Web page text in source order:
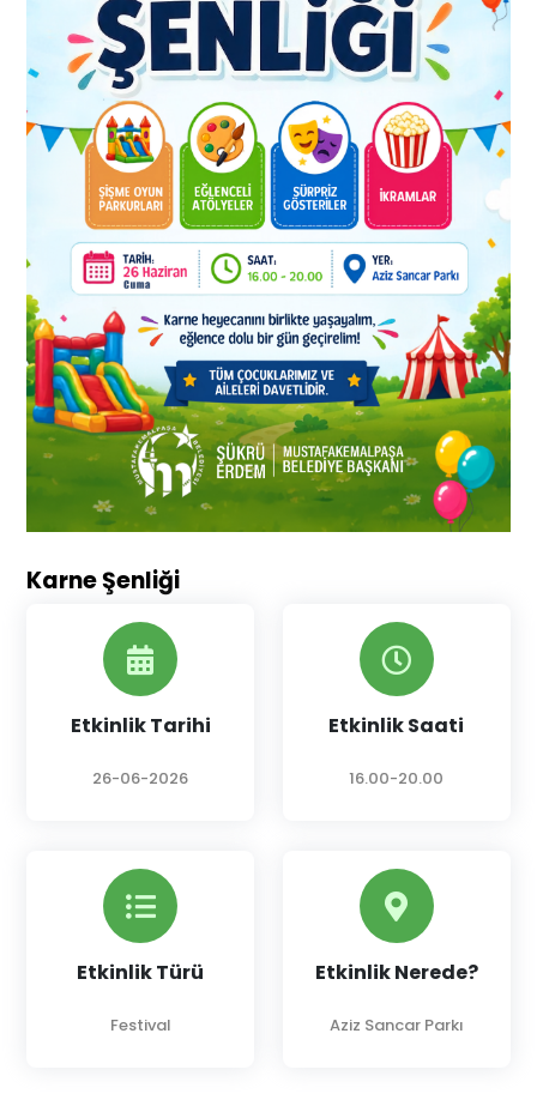
Karne Şenliği
Etkinlik Tarihi
26-06-2026
Etkinlik Saati
16.00-20.00
Etkinlik Türü
Festival
Etkinlik Nerede?
Aziz Sancar Parkı